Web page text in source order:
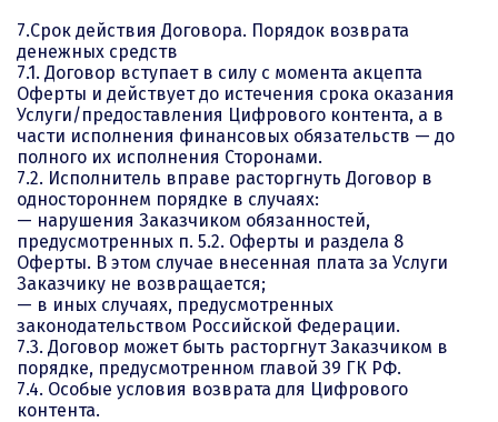
7.Срок действия Договора. Порядок возврата
денежных средств
7.1. Договор вступает в силу с момента акцепта
Оферты и действует до истечения срока оказания
Услуги/предоставления Цифрового контента, а в
части исполнения финансовых обязательств — до
полного их исполнения Сторонами.
7.2. Исполнитель вправе расторгнуть Договор в
одностороннем порядке в случаях:
— нарушения Заказчиком обязанностей,
предусмотренных п. 5.2. Оферты и раздела 8
Оферты. В этом случае внесенная плата за Услуги
Заказчику не возвращается;
— в иных случаях, предусмотренных
законодательством Российской Федерации.
7.3. Договор может быть расторгнут Заказчиком в
порядке, предусмотренном главой 39 ГК РФ.
7.4. Особые условия возврата для Цифрового
контента.